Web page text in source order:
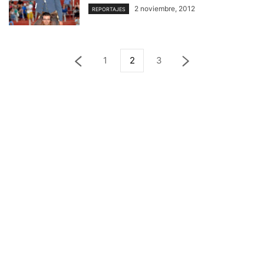
REPORTAJES 2 noviembre, 2012
1 2 3